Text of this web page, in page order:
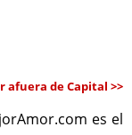
afuera de Capital >>
es el